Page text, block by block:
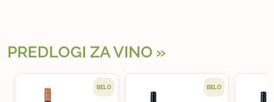
PREDLOGI ZA VINO
BELO BELO